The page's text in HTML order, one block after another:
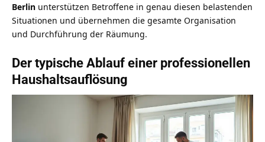
Berlin unterstützen Betroffene in genau diesen belastenden
Situationen und übernehmen die gesamte Organisation
und Durchführung der Räumung.
Der typische Ablauf einer professionellen
Haushaltsauflösung